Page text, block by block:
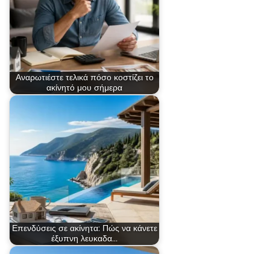
Αναρωτιέστε τελικά πόσο κοστίζει το
ακίνητό μου σήμερα
Επενδύσεις σε ακίνητα: Πώς να κάνετε
έξυπνη λευκαδα…